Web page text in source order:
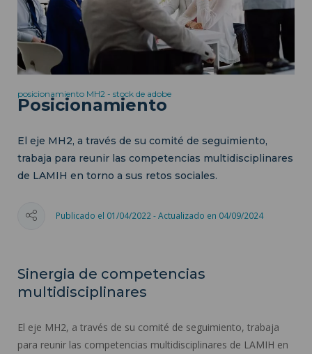
posicionamiento MH2 - stock de adobe
Posicionamiento
El eje MH2, a través de su comité de seguimiento,
trabaja para reunir las competencias multidisciplinares
de LAMIH en torno a sus retos sociales.
Publicado el 01/04/2022 - Actualizado en 04/09/2024
Sinergia de competencias
multidisciplinares
El eje MH2, a través de su comité de seguimiento, trabaja
para reunir las competencias multidisciplinares de LAMIH en